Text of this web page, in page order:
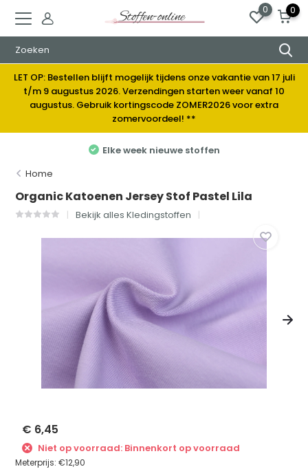
0 0
LET OP: Bestellen blijft mogelijk tijdens onze vakantie van 17 juli
t/m 9 augustus 2026. Verzendingen starten weer vanaf 10
augustus. Gebruik kortingscode ZOMER2026 voor extra
zomervoordeel! **
Elke week nieuwe stoffen
Home
Organic Katoenen Jersey Stof Pastel Lila
Bekijk alles Kledingstoffen
€ 6,45
Niet op voorraad: Binnenkort op voorraad
Meterprijs:€12,90